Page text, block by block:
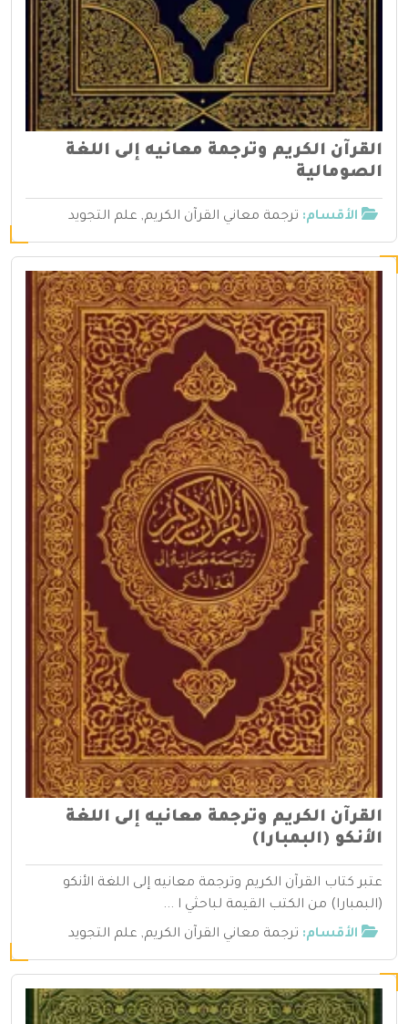
القرآن الكريم وترجمة معانيه إلى اللغة
الصومالية
الأقسام: ترجمة معاني القرآن الكريم, علم التجويد
القرآن الكريم وترجمة معانيه إلى اللغة
الأنكو (البمبارا)
عتبر كتاب القرآن الكريم وترجمة معانيه إلى اللغة الأنكو
(البمبارا) من الكتب القيمة لباحثي ا ...
الأقسام: ترجمة معاني القرآن الكريم, علم التجويد